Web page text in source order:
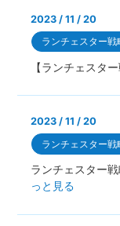
2023 / 11 / 20
ランチェスター戦
【ランチェスタ
2023 / 11 / 20
ランチェスター戦
ランチェスター
っと見る